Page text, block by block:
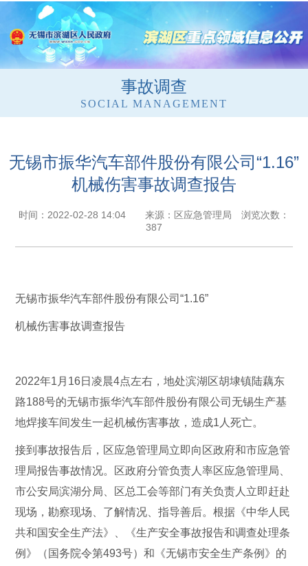
事故调查
SOCIAL MANAGEMENT
无锡市振华汽车部件股份有限公司“1.16”
机械伤害事故调查报告
时间：2022-02-28 14:04 来源：区应急管理局 浏览次数：
387
无锡市振华汽车部件股份有限公司“1.16”
机械伤害事故调查报告
2022年1月16日凌晨4点左右，地处滨湖区胡埭镇陆藕东
路188号的无锡市振华汽车部件股份有限公司无锡生产基
地焊接车间发生一起机械伤害事故，造成1人死亡。
接到事故报告后，区应急管理局立即向区政府和市应急管
理局报告事故情况。区政府分管负责人率区应急管理局、
市公安局滨湖分局、区总工会等部门有关负责人立即赶赴
现场，勘察现场、了解情况、指导善后。根据《中华人民
共和国安全生产法》、《生产安全事故报告和调查处理条
例》（国务院令第493号）和《无锡市安全生产条例》的